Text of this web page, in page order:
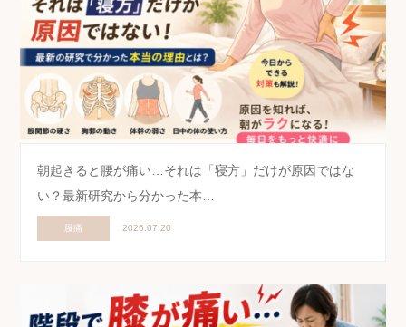
朝起きると腰が痛い…それは「寝方」だけが原因ではな
い？最新研究から分かった本…
腰痛 2026.07.20